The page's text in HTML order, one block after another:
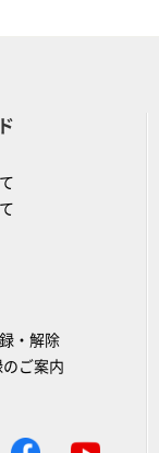
・解除
のご案内